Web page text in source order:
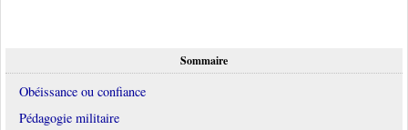
Sommaire
Obéissance ou confiance
Pédagogie militaire